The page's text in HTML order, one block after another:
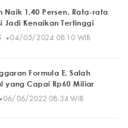
Naik 1,40 Persen, Rata-rata
Jadi Kenaikan Tertinggi
· 04/05/2024 08:10 WIB
Formula E, Salah
yang Capai Rp60 Miliar
06/06/2022 08:34 WIB